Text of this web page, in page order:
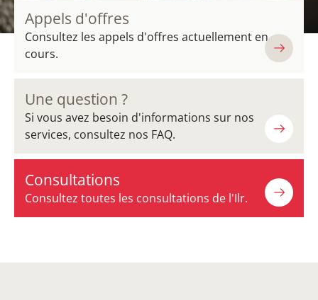
Appels d'offres
Consultez les appels d'offres actuellement en
cours.
Une question ?
Si vous avez besoin d'informations sur nos
services, consultez nos FAQ.
Consultations
Consultez toutes les consultations de l'Ilr.